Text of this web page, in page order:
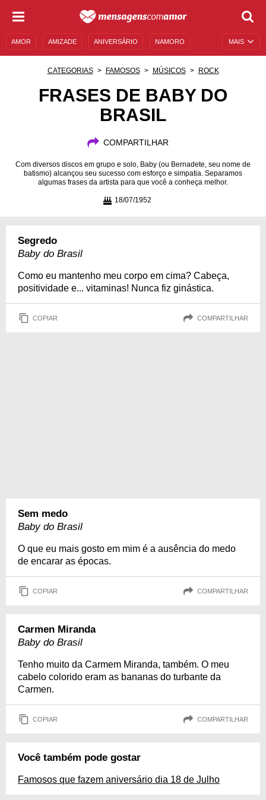
MAIS
AMOR AMIZADE ANIVERSÁRIO NAMORO
MENSAGENS DE ANIVERSÁRIO
CATEGORIAS FAMOSOS MÚSICOS ROCK
FRASES DE BABY DO
BRASIL
COMPARTILHAR
Com diversos discos em grupo e solo, Baby (ou Bernadete, seu nome de
batismo) alcançou seu sucesso com esforço e simpatia. Separamos
algumas frases da artista para que você a conheça melhor.
18/07/1952
Segredo
Baby do Brasil
Como eu mantenho meu corpo em cima? Cabeça,
positividade e... vitaminas! Nunca fiz ginástica.
COPIAR COMPARTILHAR
Sem medo
Baby do Brasil
O que eu mais gosto em mim é a ausência do medo
de encarar as épocas.
COPIAR COMPARTILHAR
Carmen Miranda
Baby do Brasil
Tenho muito da Carmem Miranda, também. O meu
cabelo colorido eram as bananas do turbante da
Carmen.
COPIAR COMPARTILHAR
Você também pode gostar
Famosos que fazem aniversário dia 18 de Julho